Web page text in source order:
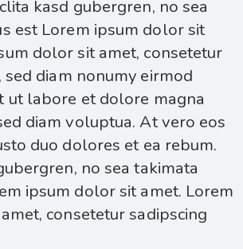
kasd gubergren, no sea
est Lorem ipsum dolor sit
dolor sit amet, consetetur
diam nonumy eirmod
ut labore et dolore magna
diam voluptua. At vero eos
duo dolores et ea rebum.
no sea takimata
ipsum dolor sit amet. Lorem
consetetur sadipscing